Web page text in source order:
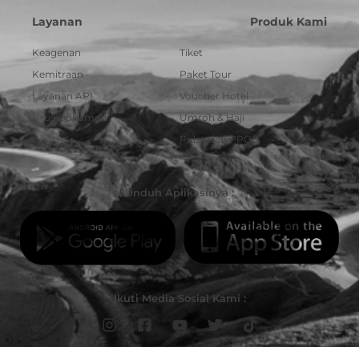
Layanan
Keagenan
Kemitraan
Layanan API
Urus Dokumen
Produk Kami
Tiket
Paket Tour
Voucher Hotel
Umroh & Haji
Pulsa dan PPOB
Unduh Aplikasinya :
Ikuti Media Sosial Kami :